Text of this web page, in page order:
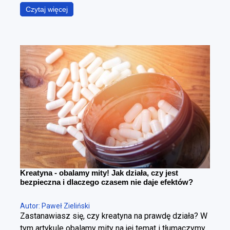
podczas gdy w rzeczywistości chodzi o coś
znacznie bardziej precyzyjnego – zmniejszenie
zachowaniu masy mięśniowej. To fundamentalna
różnica. Można schudnąć i wyglądać gorzej – i
można redukować tkankę tłuszczową, poprawiając
sylwetkę. Cała sztuka polega na tym, żeby zrobić to
w kontrolowany sposób.
Czytaj więcej
Kreatyna - obalamy mity! Jak działa, czy jest
bezpieczna i dlaczego czasem nie daje efektów?
Autor: Paweł Zieliński
Zastanawiasz się, czy kreatyna na prawdę działa? W